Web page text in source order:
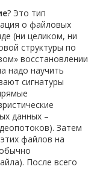
? Это тип
о файловых
(ни целиком, ни
структуры по
восстановлении
надо научить
сигнатуры
данных –
Затем
файлов на
После всего